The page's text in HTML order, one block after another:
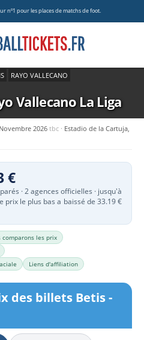
nº1 pour les places de matchs de foot.
RAYO VALLECANO
VallecanoLa Liga
2026 tbc
Estadio de la Cartuja,
€
· 2 agences officielles · jusqu'à
prix le plus bas a baissé de 33.19 €
comparons les prix
Liens d'affiliation
des billets Betis -